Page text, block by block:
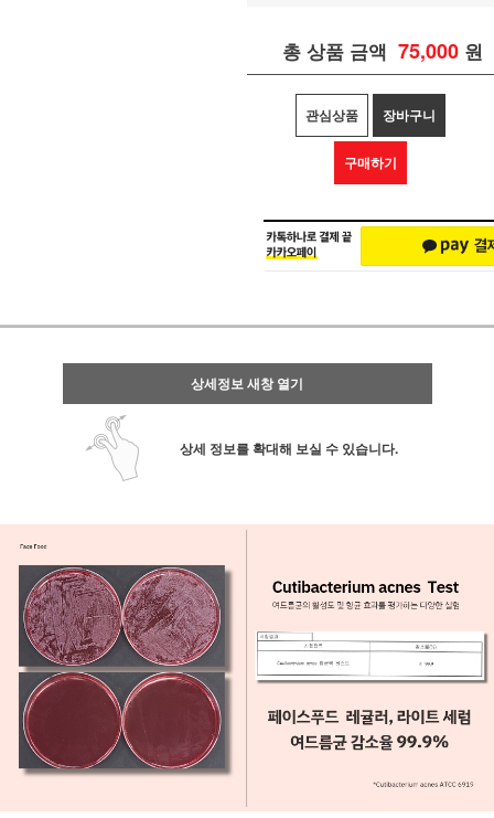
총 상품 금액 75,000 원
관심상품 장바구니
구매하기
상세정보 새창 열기
상세 정보를 확대해 보실 수 있습니다.